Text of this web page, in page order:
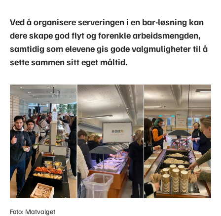
Ved å organisere serveringen i en bar-løsning kan
dere skape god flyt og forenkle arbeidsmengden,
samtidig som elevene gis gode valgmuligheter til å
sette sammen sitt eget måltid.
Foto: Matvalget